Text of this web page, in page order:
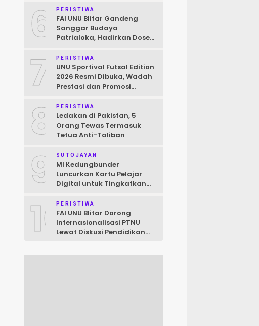
6 PERISTIWA
FAI UNU Blitar Gandeng
Sanggar Budaya
Patrialoka, Hadirkan Dosen
Mahasiswa
7 PERISTIWA
UNU Sportival Futsal Edition
2026 Resmi Dibuka, Wadah
Prestasi dan Promosi
Raya
8 PERISTIWA
Ledakan di Pakistan, 5
Orang Tewas Termasuk
Tetua Anti-Taliban
9 SUTOJAYAN
MI Kedungbunder
Luncurkan Kartu Pelajar
Digital untuk Tingkatkan
Siswa
10PERISTIWA
FAI UNU Blitar Dorong
Internasionalisasi PTNU
Lewat Diskusi Pendidikan